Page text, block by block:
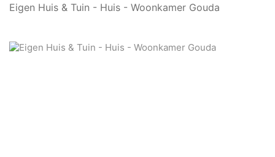
Eigen Huis & Tuin - Huis - Woonkamer Gouda